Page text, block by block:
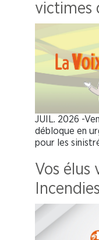
victimes
JUIL. 2026 -
débloque en
pour les
Vos élus